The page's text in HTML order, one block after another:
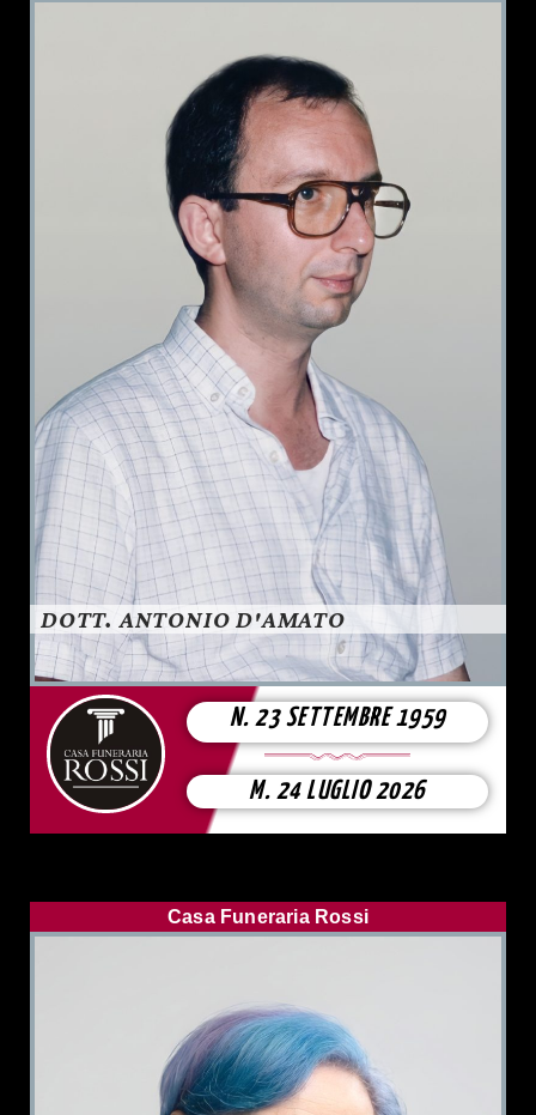
DOTT. ANTONIO D'AMATO
N. 23 SETTEMBRE 1959
M. 24 LUGLIO 2026
Casa Funeraria Rossi